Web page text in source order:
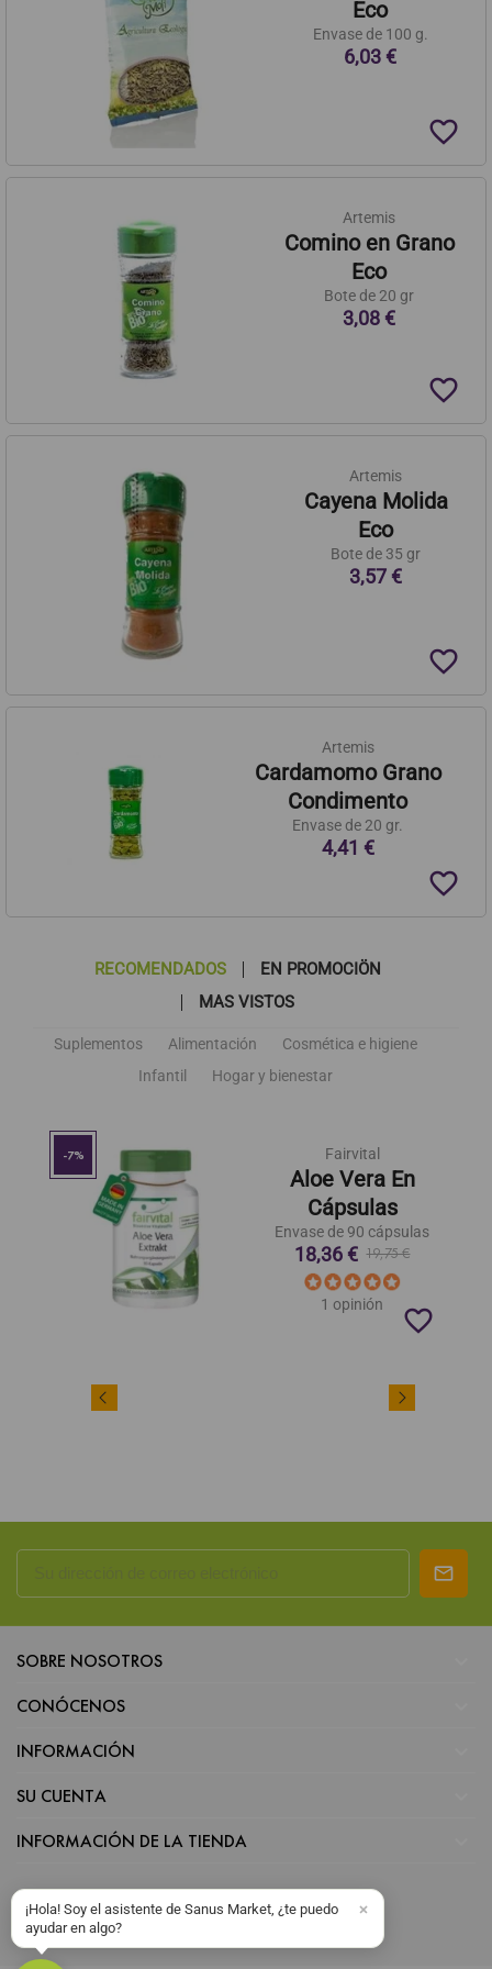
Eco
Envase de 100 g.
6,03 €
favorite_border
Artemis
Comino en Grano
Eco
Bote de 20 gr
3,08 €
favorite_border
Artemis
Cayena Molida
Eco
Bote de 35 gr
3,57 €
favorite_border
Artemis
Cardamomo Grano
Condimento
Envase de 20 gr.
4,41 €
favorite_border
RECOMENDADOS
EN PROMOCIÖN
MAS VISTOS
Suplementos Alimentación
Cosmética e higiene
Infantil
Hogar y bienestar
-7% Fairvital
Aloe Vera En
Cápsulas
Envase de 90 cápsulas
18,36 € 19,75 €
1 opinión
favorite_border
SOBRE NOSOTROS
CONÓCENOS
INFORMACIÓN
SU CUENTA
INFORMACIÓN DE LA TIENDA
¡Hola! Soy el asistente de Sanus Market, ¿te puedo
ayudar en algo?